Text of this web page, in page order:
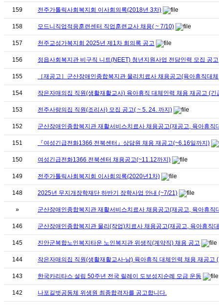
159 전주가톨릭사회복지회 이사회의록(2018년 3차)
158 모드니직업적응훈련센터 직업훈련교사 채용( ~ 7/10)
157 천주교성가복지회 2025년 제1차 회의록 공고
156 정읍사회복지관 비구직 니트(NEET) 청년지원사업 전담인력 모집 공고
155 ［재공고］군산장애인종합복지관 물리치료사 채용공고(육아휴직대
154 작은자매의집 직원(생활재활교사) 육아휴직 대체인력 채용 재공고 (긴
153 전주사랑의집 직원(조리사) 모집 공고( ~ 5. 24. 까지)
152 군산장애인종합복지관 재활서비스치료사 채용공고(재공고, 육아휴직
151 『여성긴급전화1366 전북센터』상담원 채용 재공고(~6.16일까지)
150 여성긴급전화1366 전북센터 채용공고(~11.12까지)
149 전주가톨릭사회복지회 이사회의록(2020년1차)
148 2025년 무지개장학재단 하반기 장학사업 안내 (~7/21)
» 군산장애인종합복지관 재활서비스치료사 채용공고(재공고, 육아휴직
146 군산장애인종합복지관 물리(작업)치료사 채용공고(재공고, 육아휴직
145 진안군복합노인복지타운 노인복지관 위생직(계약직) 채용 공고
144 작은자매의집 직원(생활재활교사-남) 육아휴직 대체인력 채용 재공고
143 한국카리타스 설립 50주년 전국 릴레이 도보성지순례 모금 운동
142 나포길벗공동체 위생원 최종합격자를 공고합니다.